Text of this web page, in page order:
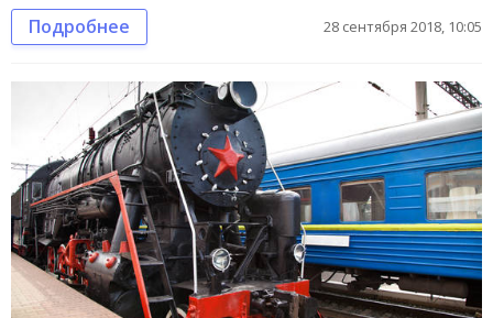
Подробнее 28 сентября 2018, 10:05